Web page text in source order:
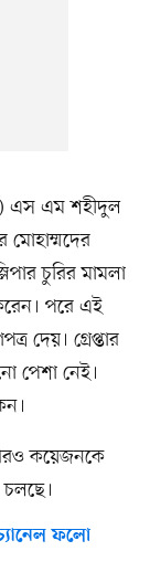
এস এম শহীদুল
মোহাম্মদের
চুরির মামলা
পরে এই
দেয়। গ্রেপ্তার
পেশা নেই।
কয়েজনকে
চলছে।
ফলো